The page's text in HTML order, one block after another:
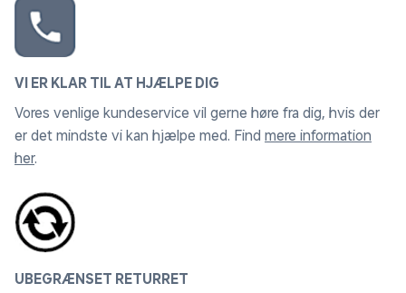
styringen, kan du gemme dem i unikke profiler, som du
lynhurtigt kan skifte mellem, så din
yndlingskonfiguration altid er klar, når du er det.
controller
Bliv fordybet i spillet med funktionerne i den trådløse
DualSense-controller, inklusive haptisk feedback,
adaptive aftrækkere, indbygget mikrofon,
bevægelsesstyring og mere i understøttede titler.
Oplev den velkendte komfort fra den originale trådløse
VI ER KLAR TIL AT HJÆLPE DIG
Vores venlige kundeservice vil gerne høre fra dig, hvis der
er det mindste vi kan hjælpe med. Find mere information
her.
UBEGRÆNSET RETURRET